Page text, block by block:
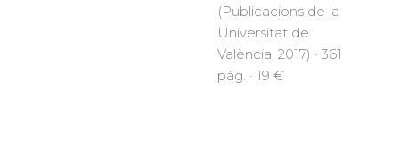
(Publicacions de la
Universitat de
València, 2017) · 361
pàg. · 19 €